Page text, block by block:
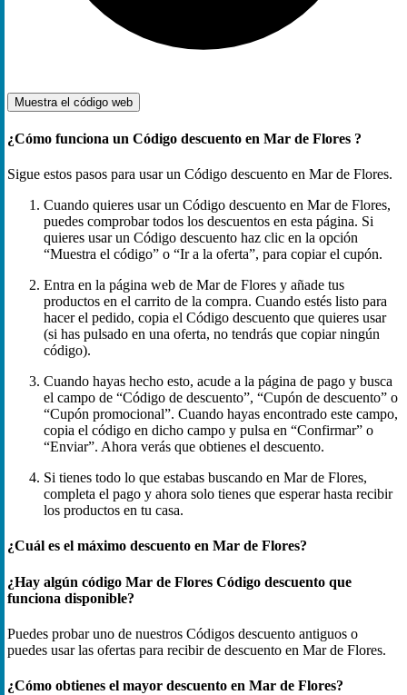
Muestra el código web
¿Cómo funciona un Código descuento en Mar de Flores ?
Sigue estos pasos para usar un Código descuento en Mar de Flores.
Cuando quieres usar un Código descuento en Mar de Flores,
puedes comprobar todos los descuentos en esta página. Si
quieres usar un Código descuento haz clic en la opción
“Muestra el código” o “Ir a la oferta”, para copiar el cupón.
Entra en la página web de Mar de Flores y añade tus
productos en el carrito de la compra. Cuando estés listo para
hacer el pedido, copia el Código descuento que quieres usar
(si has pulsado en una oferta, no tendrás que copiar ningún
código).
Cuando hayas hecho esto, acude a la página de pago y busca
el campo de “Código de descuento”, “Cupón de descuento” o
“Cupón promocional”. Cuando hayas encontrado este campo,
copia el código en dicho campo y pulsa en “Confirmar” o
“Enviar”. Ahora verás que obtienes el descuento.
Si tienes todo lo que estabas buscando en Mar de Flores,
completa el pago y ahora solo tienes que esperar hasta recibir
los productos en tu casa.
¿Cuál es el máximo descuento en Mar de Flores?
¿Hay algún código Mar de Flores Código descuento que
funciona disponible?
Puedes probar uno de nuestros Códigos descuento antiguos o
puedes usar las ofertas para recibir de descuento en Mar de Flores.
¿Cómo obtienes el mayor descuento en Mar de Flores?